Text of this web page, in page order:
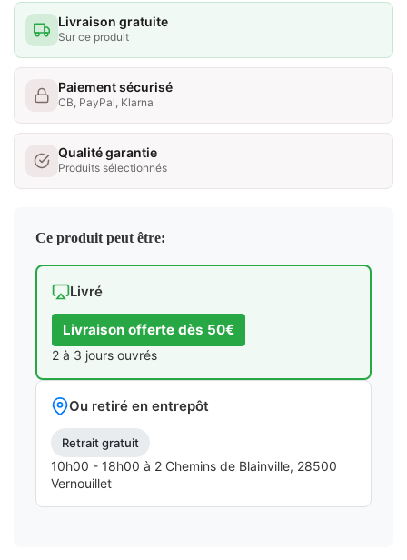
Livraison gratuite
Sur ce produit
Paiement sécurisé
CB, PayPal, Klarna
Qualité garantie
Produits sélectionnés
Ce produit peut être:
Livré
Livraison offerte dès 50€
2 à 3 jours ouvrés
Ou retiré en entrepôt
Retrait gratuit
10h00 - 18h00 à 2 Chemins de Blainville, 28500
Vernouillet